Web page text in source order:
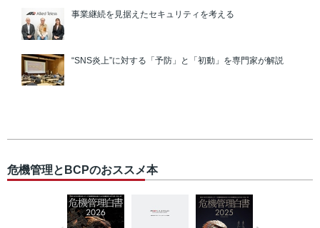
事業継続を見据えたセキュリティを考える
“SNS炎上”に対する「予防」と「初動」を専門家が解説
危機管理とBCPのおススメ本